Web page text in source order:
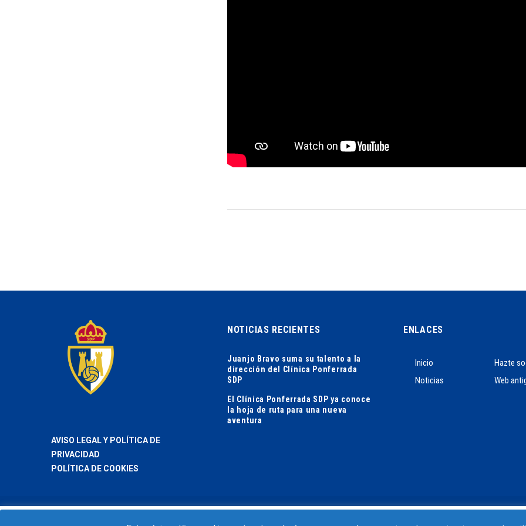
AVISO LEGAL Y POLÍTICA DE
PRIVACIDAD
POLÍTICA DE COOKIES
NOTICIAS RECIENTES
Juanjo Bravo suma su talento a la
dirección del Clínica Ponferrada
SDP
El Clínica Ponferrada SDP ya conoce
la hoja de ruta para una nueva
aventura
ENLACES
Inicio
Hazte
Noticias
Web